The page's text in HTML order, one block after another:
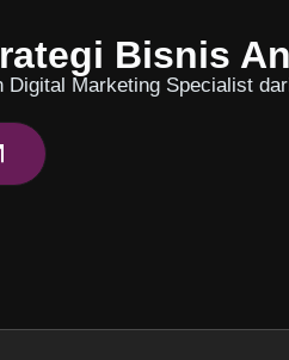
Bisnis
Marketing Specialist